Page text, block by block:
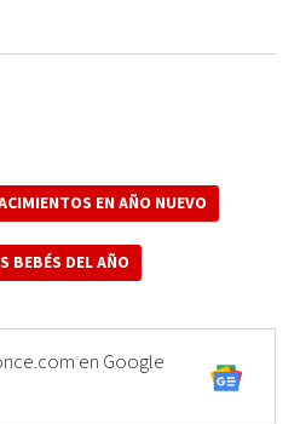
EN AÑO NUEVO
BEBÉS DEL AÑO
en Google